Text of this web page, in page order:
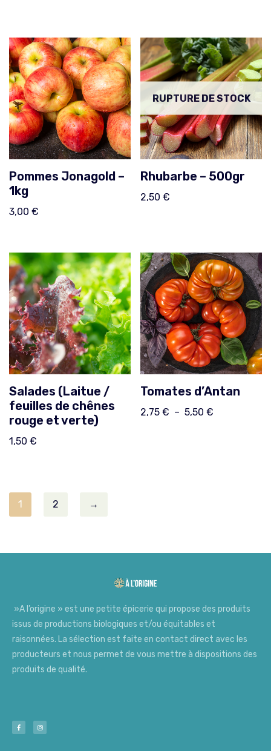
Pommes Jonagold –
1kg
3,00 €
RUPTURE DE STOCK
Rhubarbe – 500gr
2,50€
Salades (Laitue /
feuilles de chênes
rouge et verte)
1,50 €
Tomates d’Antan
2,75€ – 5,50€
1 2 →
»A l’origine » est une petite épicerie qui propose des produits
issus de productions biologiques et/ou équitables et
raisonnées. La sélection est faite en contact direct avec les
producteurs et nous permet de vous mettre à dispositions des
produits de qualité.